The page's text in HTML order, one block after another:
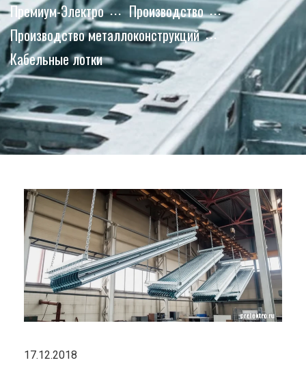
Премиум-Электро
Производство
Производство металлоконструкций
Кабельные лотки
17.12.2018